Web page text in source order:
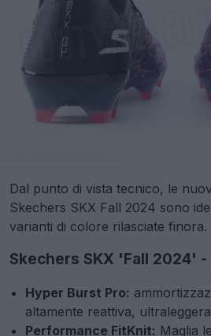
Dal punto di vista tecnico, le
Skechers SKX Fall 2024 sono
varianti di colore rilasciate finora.
Skechers SKX 'Fall 2024'
Hyper Burst Pro:
altamente reattiva,
Performance FitKnit: Maglia